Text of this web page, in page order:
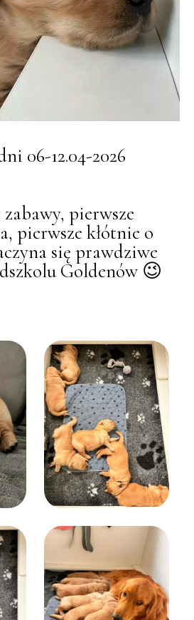
06-12.04-2026
pierwsze
pierwsze kłótnie o
się prawdziwe
Goldenów 😉